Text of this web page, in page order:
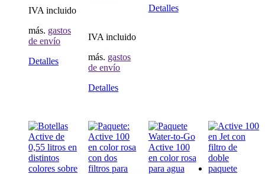
IVA incluido
más. gastos
de envío
Detalles
IVA incluido
más. gastos
de envío
Detalles
Detalles